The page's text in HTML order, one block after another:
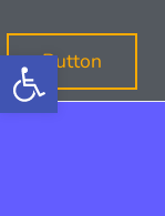
Button